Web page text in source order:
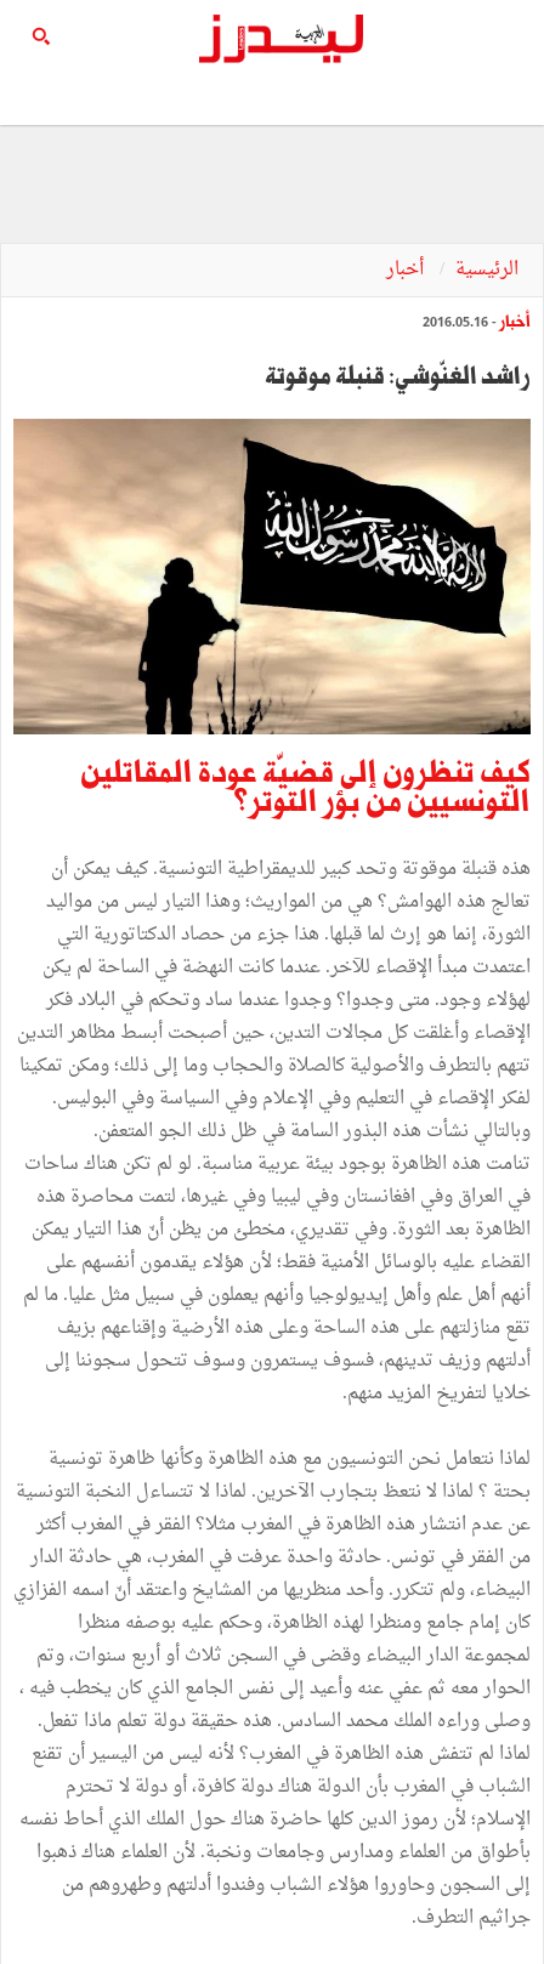
الرئيسية أخبار
أخبار - 2016.05.16
راشد الغنّوشي: قنبلة موقوتة
كيف تنظرون إلى قضيّة عودة المقاتلين
التونسيين من بؤر التوتر؟
هذه قنبلة موقوتة وتحد كبير للديمقراطية التونسية. كيف يمكن أن
تعالج هذه الهوامش؟ هي من المواريث؛ وهذا التيار ليس من مواليد
الثورة، إنما هو إرث لما قبلها. هذا جزء من حصاد الدكتاتورية التي
اعتمدت مبدأ الإقصاء للآخر. عندما كانت النهضة في الساحة لم يكن
لهؤلاء وجود. متى وجدوا؟ وجدوا عندما ساد وتحكم في البلاد فكر
الإقصاء وأغلقت كل مجالات التدين، حين أصبحت أبسط مظاهر التدين
تتهم بالتطرف والأصولية كالصلاة والحجاب وما إلى ذلك؛ ومكن تمكينا
لفكر الإقصاء في التعليم وفي الإعلام وفي السياسة وفي البوليس.
وبالتالي نشأت هذه البذور السامة في ظل ذلك الجو المتعفن.
تنامت هذه الظاهرة بوجود بيئة عربية مناسبة. لو لم تكن هناك ساحات
في العراق وفي افغانستان وفي ليبيا وفي غيرها، لتمت محاصرة هذه
الظاهرة بعد الثورة. وفي تقديري، مخطئ من يظن أنّ هذا التيار يمكن
القضاء عليه بالوسائل الأمنية فقط؛ لأن هؤلاء يقدمون أنفسهم على
أنهم أهل علم وأهل إيديولوجيا وأنهم يعملون في سبيل مثل عليا. ما لم
تقع منازلتهم على هذه الساحة وعلى هذه الأرضية وإقناعهم بزيف
أدلتهم وزيف تدينهم، فسوف يستمرون وسوف تتحول سجوننا إلى
خلايا لتفريخ المزيد منهم.
لماذا نتعامل نحن التونسيون مع هذه الظاهرة وكأنها ظاهرة تونسية
بحتة ؟ لماذا لا نتعظ بتجارب الآخرين. لماذا لا تتساءل النخبة التونسية
عن عدم انتشار هذه الظاهرة في المغرب مثلا؟ الفقر في المغرب أكثر
من الفقر في تونس. حادثة واحدة عرفت في المغرب، هي حادثة الدار
البيضاء، ولم تتكرر. وأحد منظريها من المشايخ واعتقد أنّ اسمه الفزازي
كان إمام جامع ومنظرا لهذه الظاهرة، وحكم عليه بوصفه منظرا
لمجموعة الدار البيضاء وقضى في السجن ثلاث أو أربع سنوات، وتم
الحوار معه ثم عفي عنه وأعيد إلى نفس الجامع الذي كان يخطب فيه ،
وصلى وراءه الملك محمد السادس. هذه حقيقة دولة تعلم ماذا تفعل.
لماذا لم تتفش هذه الظاهرة في المغرب؟ لأنه ليس من اليسير أن تقنع
الشباب في المغرب بأن الدولة هناك دولة كافرة، أو دولة لا تحترم
الإسلام؛ لأن رموز الدين كلها حاضرة هناك حول الملك الذي أحاط نفسه
بأطواق من العلماء ومدارس وجامعات ونخبة. لأن العلماء هناك ذهبوا
إلى السجون وحاوروا هؤلاء الشباب وفندوا أدلتهم وطهروهم من
جراثيم التطرف.